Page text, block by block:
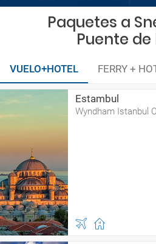
Paquetes a
Puente de
VUELO+HOTEL FERRY +
Estambul
Wyndham Istanbul